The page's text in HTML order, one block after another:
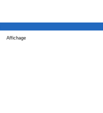
Affichage